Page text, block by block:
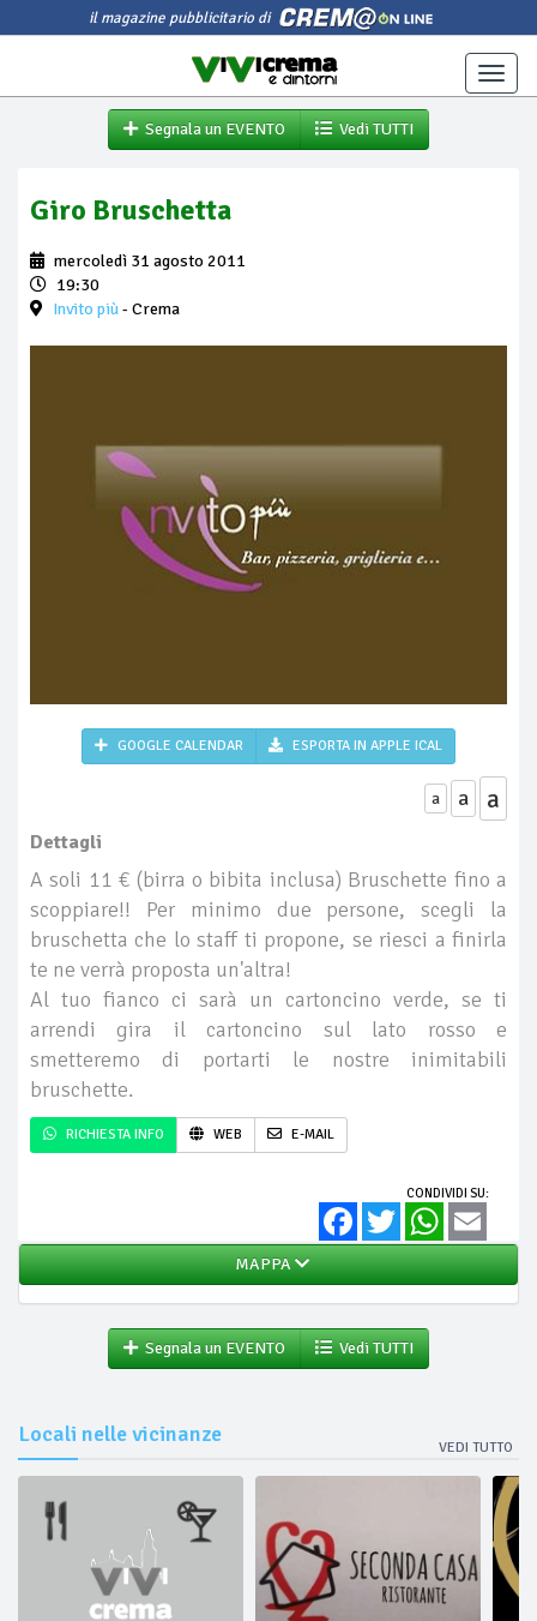
il magazine pubblicitario di
Toggle
Segnala un EVENTO
Vedi TUTTI
Giro Bruschetta
mercoledì 31 agosto 2011
19:30
Invito più- Crema
GOOGLE CALENDAR ESPORTA IN APPLE ICAL
a a a
Dettagli
A soli 11 € (birra o bibita inclusa) Bruschette fino a
scoppiare!! Per minimo due persone, scegli la
bruschetta che lo staff ti propone, se riesci a finirla
te ne verrà proposta un'altra!
Al tuo fianco ci sarà un cartoncino verde, se ti
arrendi gira il cartoncino sul lato rosso e
smetteremo di portarti le nostre inimitabili
bruschette.
RICHIESTA INFO WEB E-MAIL
CONDIVIDI SU:
FacebookTwitter WhatsApp
MAPPA
Segnala un EVENTO Vedi TUTTI
Locali nelle vicinanze
VEDI TUTTO